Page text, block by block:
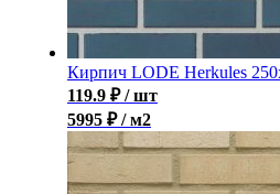
Кирпич LODE Herkules
119.9 ₽ / шт
5995 ₽ / м2